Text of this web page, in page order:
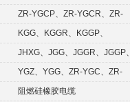
GGRP
ZR-YGCP、ZR-YGCR、ZR-
YGCRP
KGG、KGGR、KGGP、
KGGRP
JHXG、JGG、JGGR、JGGP、
JGGFYGZ、YGG、ZR-YGC、ZR-
KGG阻燃硅橡胶电缆